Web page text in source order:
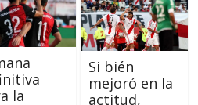
la
Si bién
mejoró en la
actitud,